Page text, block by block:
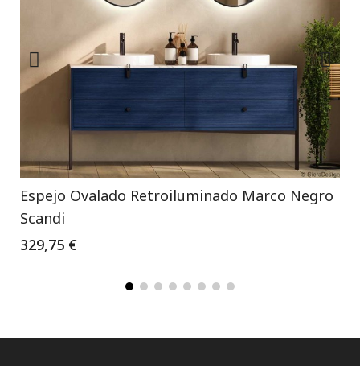
Espejo Ovalado Retroiluminado Marco Negro
Scandi
329,75 €